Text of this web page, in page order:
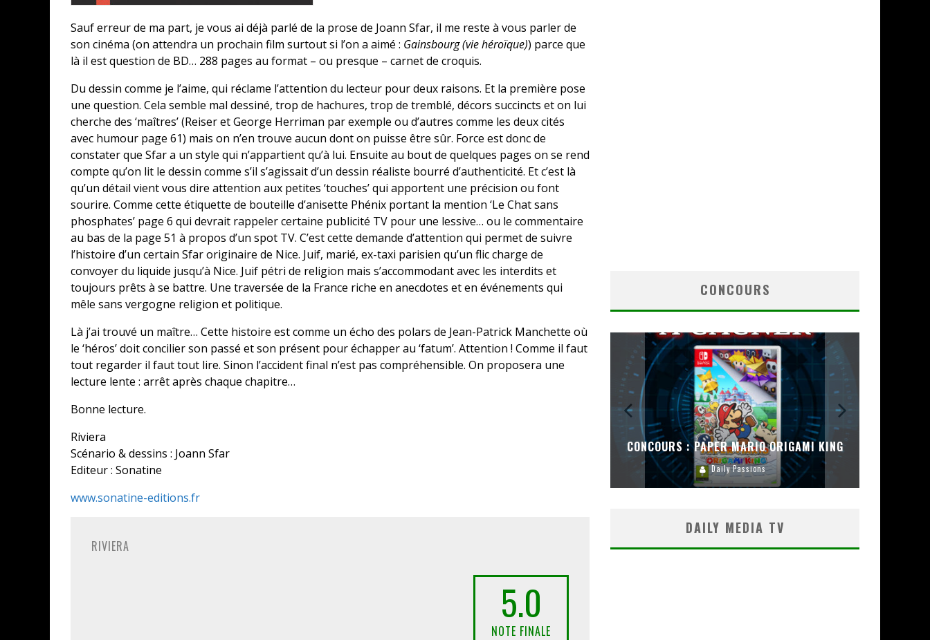
Sauf erreur de ma part, je vous ai déjà parlé de la prose de Joann Sfar, il me reste à vous parler de
son cinéma (on attendra un prochain film surtout si l’on a aimé : Gainsbourg (vie héroïque)) parce que
là il est question de BD… 288 pages au format – ou presque – carnet de croquis.
Du dessin comme je l’aime, qui réclame l’attention du lecteur pour deux raisons. Et la première pose
une question. Cela semble mal dessiné, trop de hachures, trop de tremblé, décors succincts et on lui
cherche des ‘maîtres’ (Reiser et George Herriman par exemple ou d’autres comme les deux cités
avec humour page 61) mais on n’en trouve aucun dont on puisse être sûr. Force est donc de
constater que Sfar a un style qui n’appartient qu’à lui. Ensuite au bout de quelques pages on se rend
compte qu’on lit le dessin comme s’il s’agissait d’un dessin réaliste bourré d’authenticité. Et c’est là
qu’un détail vient vous dire attention aux petites ‘touches’ qui apportent une précision ou font
sourire. Comme cette étiquette de bouteille d’anisette Phénix portant la mention ‘Le Chat sans
phosphates’ page 6 qui devrait rappeler certaine publicité TV pour une lessive… ou le commentaire
au bas de la page 51 à propos d’un spot TV. C’est cette demande d’attention qui permet de suivre
l’histoire d’un certain Sfar originaire de Nice. Juif, marié, ex-taxi parisien qu’un flic charge de
convoyer du liquide jusqu’à Nice. Juif pétri de religion mais s’accommodant avec les interdits et
toujours prêts à se battre. Une traversée de la France riche en anecdotes et en événements qui
mêle sans vergogne religion et politique.
Là j’ai trouvé un maître… Cette histoire est comme un écho des polars de Jean-Patrick Manchette où
le ‘héros’ doit concilier son passé et son présent pour échapper au ‘fatum’. Attention ! Comme il faut
tout regarder il faut tout lire. Sinon l’accident final n’est pas compréhensible. On proposera une
lecture lente : arrêt après chaque chapitre…
Bonne lecture.
Riviera
Scénario & dessins : Joann Sfar
Editeur : Sonatine
www.sonatine-editions.fr
RIVIERA
5.0
NOTE FINALE
CONCOURS
CONCOURS : PAPER MARIO ORIGAMI KING
Daily Passions
DAILY MEDIA TV